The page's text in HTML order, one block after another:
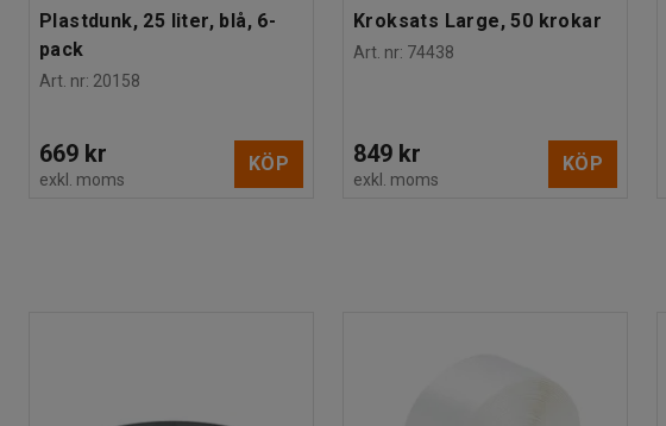
Plastdunk, 25 liter, blå, 6-
pack
Art. nr: 20158
669 kr
exkl. moms
KÖP
Kroksats Large, 50 krokar
Art. nr: 74438
849 kr
exkl. moms
KÖP